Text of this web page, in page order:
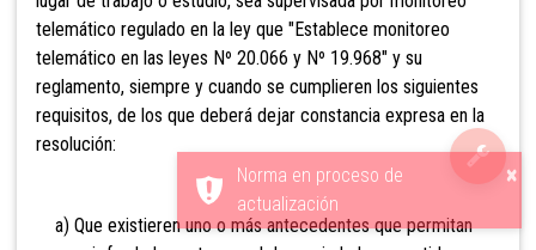
telemático regulado en la ley que "Establece monitoreo
telemático en las leyes Nº 20.066 y Nº 19.968" y su
reglamento, siempre y cuando se cumplieren los siguientes
requisitos, de los que deberá dejar constancia expresa en la
resolución:
a) Que existieren uno o más antecedentes que permitan
×
Norma en proceso de
actualización